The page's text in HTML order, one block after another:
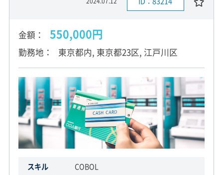
金額 550,000円
勤務地 東京都内, 東京都23区, 江戸川区
スキル
COBOL